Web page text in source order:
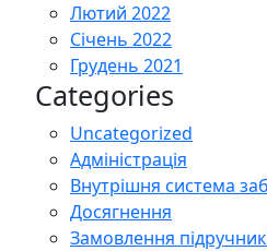
Лютий 2022
Січень 2022
Грудень 2021
Categories
Uncategorized
Адміністрація
Внутрішня система
Досягнення
Замовлення